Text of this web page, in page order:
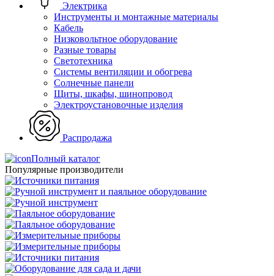
Электрика
Инструменты и монтажные материалы
Кабель
Низковольтное оборудование
Разные товары
Светотехника
Системы вентиляции и обогрева
Солнечные панели
Щиты, шкафы, шинопровод
Электроустановочные изделия
Распродажа
Полный каталог
Популярные производители